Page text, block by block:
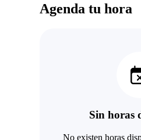
Agenda tu hora
Sin horas
No existen horas